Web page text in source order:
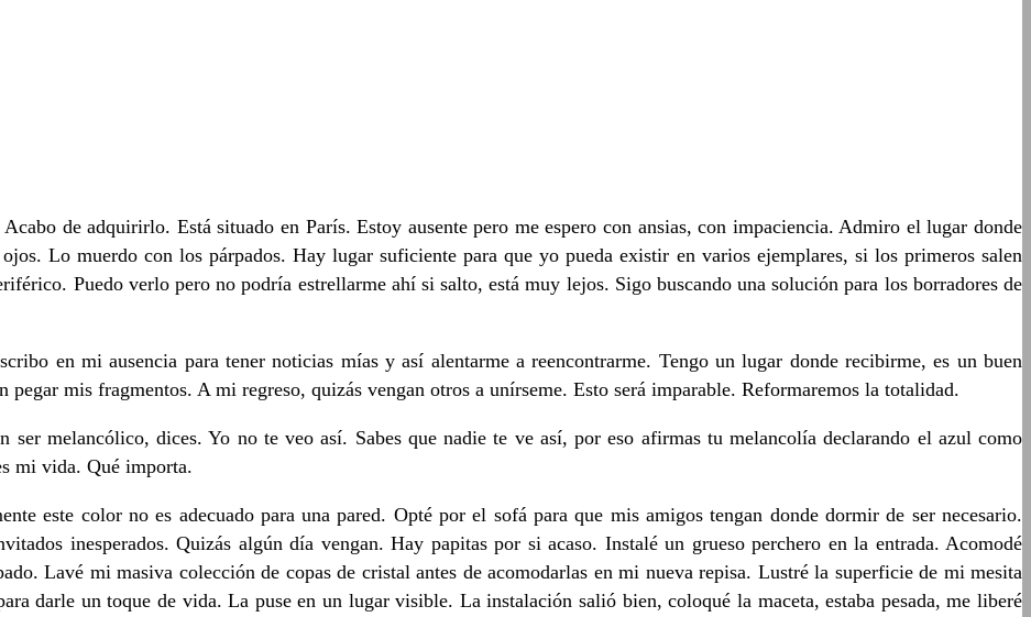
de adquirirlo. Está situado en París. Estoy ausente pero me espero con ansias, con impaciencia. Admiro el lugar donde
Lo muerdo con los párpados. Hay lugar suficiente para que yo pueda existir en varios ejemplares, si los primeros salen
Puedo verlo pero no podría estrellarme ahí si salto, está muy lejos. Sigo buscando una solución para los borradores de
en mi ausencia para tener noticias mías y así alentarme a reencontrarme. Tengo un lugar donde recibirme, es un buen
pegar mis fragmentos. A mi regreso, quizás vengan otros a unírseme. Esto será imparable. Reformaremos la totalidad.
melancólico, dices. Yo no te veo así. Sabes que nadie te ve así, por eso afirmas tu melancolía declarando el azul como
mi vida. Qué importa.
este color no es adecuado para una pared. Opté por el sofá para que mis amigos tengan donde dormir de ser necesario.
inesperados. Quizás algún día vengan. Hay papitas por si acaso. Instalé un grueso perchero en la entrada. Acomodé
Lavé mi masiva colección de copas de cristal antes de acomodarlas en mi nueva repisa. Lustré la superficie de mi mesita
darle un toque de vida. La puse en un lugar visible. La instalación salió bien, coloqué la maceta, estaba pesada, me liberé